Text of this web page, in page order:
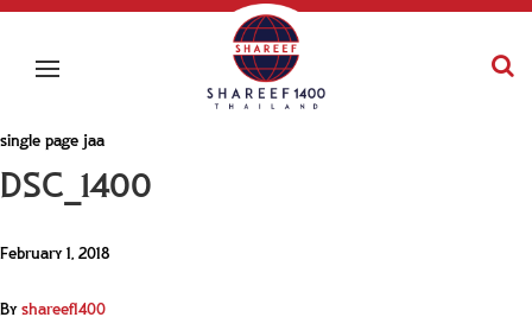
single page jaa
DSC_1400
February 1, 2018
Byshareef1400